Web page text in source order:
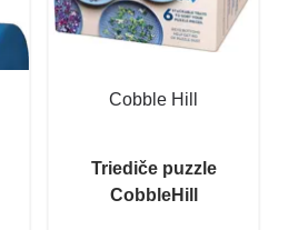
Cobble Hill
Triediče puzzle
CobbleHill